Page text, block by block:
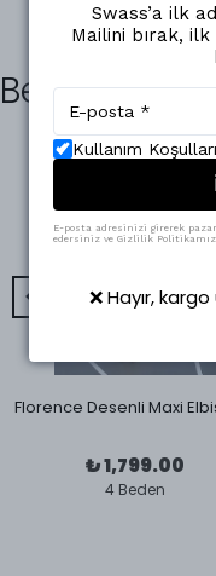
Benzer
₺ 1,799.00
4 Beden
Swass’a ilk
Mailini bırak,
Kullanım
E-posta adresinizi girerek
edersiniz ve Gizlilik
❌ Hayır,